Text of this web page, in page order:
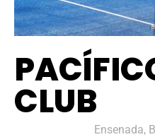
CLUB
Ensenada,